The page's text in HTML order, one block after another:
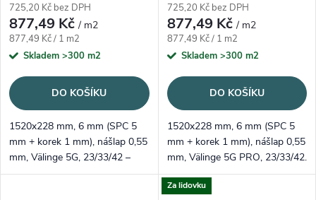
725,20 Kč bez DPH
877,49 Kč/ m2
Měrná cena:
877,49 Kč / 1 m2
Skladem >300 m2
DO KOŠÍKU
1520x228 mm, 6 mm (SPC 5
mm + korek 1 mm), nášlap 0,55
mm, Välinge 5G, 23/33/42 –
voděodolné a tiché. Světlý
725,20 Kč bez DPH
877,49 Kč/ m2
Měrná cena:
877,49 Kč / 1 m2
Skladem >300 m2
DO KOŠÍKU
1520x228 mm, 6 mm (SPC 5
mm + korek 1 mm), nášlap 0,55
mm, Välinge 5G PRO, 23/33/42.
Přírodní „Halifax“ s
charakterem, registrovaný
Za lidovku